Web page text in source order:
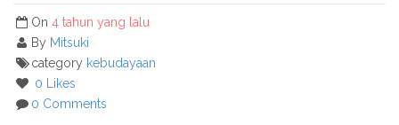
On 4 tahun yang lalu
By Mitsuki
category kebudayaan
0 Likes
0 Comments